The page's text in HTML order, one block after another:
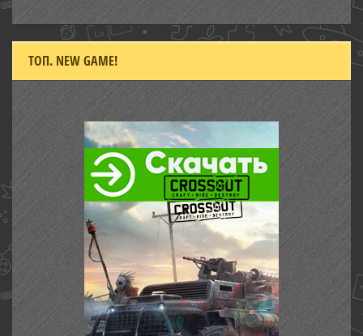
ТОП. NEW GAME!